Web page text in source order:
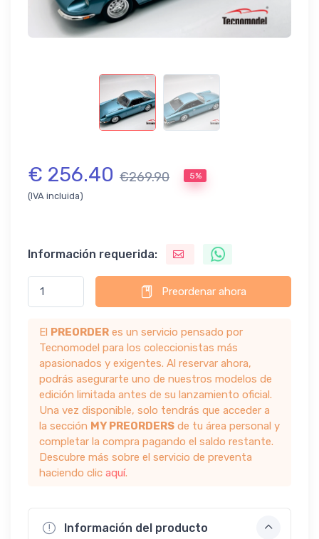
€ 256.40 €269.90 5%
(IVA incluida)
Información requerida:
Preordenar ahora
El PREORDER es un servicio pensado por
Tecnomodel para los coleccionistas más
apasionados y exigentes. Al reservar ahora,
podrás asegurarte uno de nuestros modelos de
edición limitada antes de su lanzamiento oficial.
Una vez disponible, solo tendrás que acceder a
la sección MY PREORDERS de tu área personal y
completar la compra pagando el saldo restante.
Descubre más sobre el servicio de preventa
haciendo clic aquí.
Información del producto